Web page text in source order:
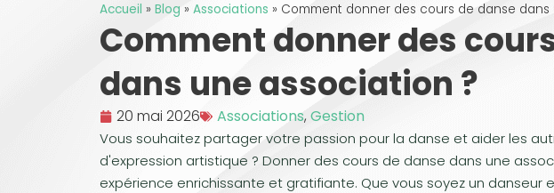
Accueil » Blog » Associations » Comment donner des cours de danse dans
Comment donner des
dans une association ?
20 mai 2026 Associations,Gestion
Vous souhaitez partager votre passion pour la danse et aider les
d'expression artistique ? Donner des cours de danse dans une
expérience enrichissante et gratifiante. Que vous soyez un danseur